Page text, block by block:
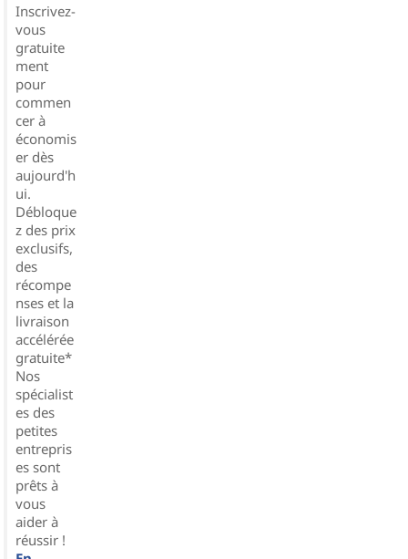
Inscrivez-
vous
gratuite
ment
pour
commen
cer à
économis
er dès
aujourd'h
ui.
Débloque
z des prix
exclusifs,
des
récompe
nses et la
livraison
accélérée
gratuite*
Nos
spécialist
es des
petites
entrepris
es sont
prêts à
vous
aider à
réussir !